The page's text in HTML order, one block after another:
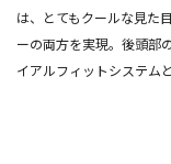
は、とてもクールな見た
ーの両方を実現。後頭部
イアルフィットシステム